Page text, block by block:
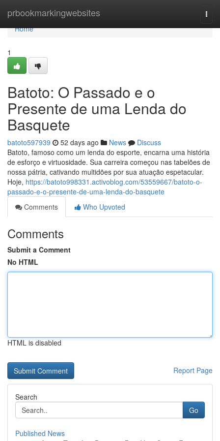
prbookmarkingwebsites
Home
Home
1
Batoto: O Passado e o
Presente de uma Lenda do
Basquete
batoto597939 52 days ago News
Discuss
Batoto, famoso como um lenda do esporte, encarna uma história
de esforço e virtuosidade. Sua carreira começou nas tabelões de
nossa pátria, cativando multidões por sua atuação espetacular.
Hoje, https://batoto998331.activoblog.com/53559667/batoto-o-
passado-e-o-presente-de-uma-lenda-do-basquete
Comments
Who Upvoted
Comments
Submit a Comment
No HTML
HTML is disabled
Report Page
Search
Go
Published News